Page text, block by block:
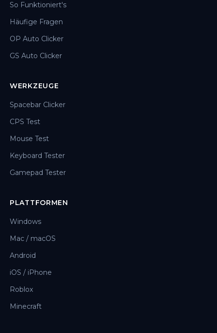
So Funktioniert's
Häufige Fragen
OP Auto Clicker
GS Auto Clicker
WERKZEUGE
Spacebar Clicker
CPS Test
Mouse Test
Keyboard Tester
Gamepad Tester
PLATTFORMEN
Windows
Mac / macOS
Android
iOS / iPhone
Roblox
Minecraft